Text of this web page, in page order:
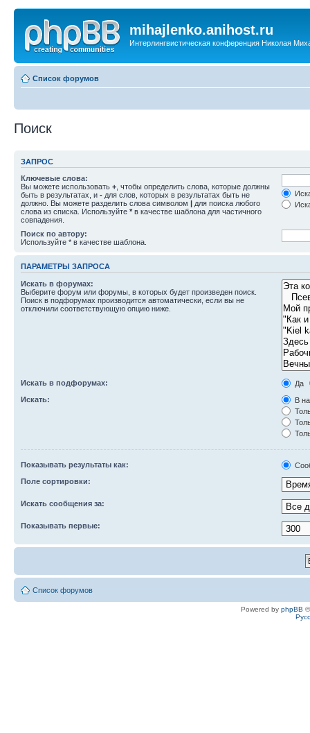
mihajlenko.anihost.ru
Интерлингвистическая конференция Николая
Список форумов
Поиск
ЗАПРОС
Ключевые слова:
Вы можете использовать + , чтобы определить слова, которые должны
быть в результатах, и - для слов, которых в результатах быть не
должно. Вы можете разделить слова символом | для поиска любого
слова из списка. Используйте * в качестве шаблона для частичного
совпадения.
Поиск по автору:
Используйте * в качестве шаблона.
ПАРАМЕТРЫ ЗАПРОСА
Искать в форумах:
Выберите форум или форумы, в которых будет произведен поиск.
Поиск в подфорумах производится автоматически, если вы не
отключили соответствующую опцию ниже.
Искать в подфорумах:
Да
Искать:
В
Показывать результаты как:
Поле сортировки:
Искать сообщения за:
Показывать первые:
Список форумов
Powered by phpBB